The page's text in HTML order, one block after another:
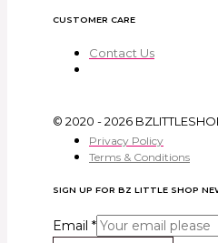
CUSTOMER CARE
Contact Us
© 2020 - 2026
Privacy Policy
Terms & Conditions
SIGN UP FOR BZ LITTLE SHOP
Email *